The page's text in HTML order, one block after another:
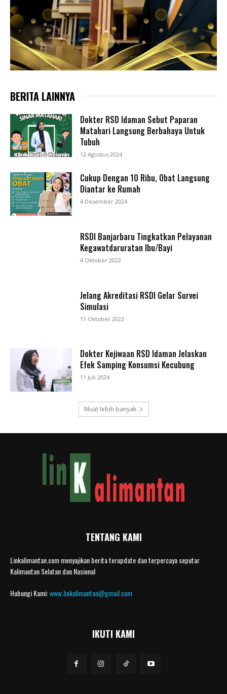
BERITA LAINNYA
Dokter RSD Idaman Sebut Paparan
Matahari Langsung Berbahaya Untuk
Tubuh
12 Agustus 2024
Cukup Dengan 10 Ribu, Obat Langsung
Diantar ke Rumah
4 Desember 2024
RSDI Banjarbaru Tingkatkan Pelayanan
Kegawatdaruratan Ibu/Bayi
4 Oktober 2022
Jelang Akreditasi RSDI Gelar Survei
Simulasi
11 Oktober 2022
Dokter Kejiwaan RSD Idaman Jelaskan
Efek Samping Konsumsi Kecubung
11 Juli 2024
Muat lebih banyak
TENTANG KAMI
Linkalimantan.com menyajikan berita terupdate dan terpercaya seputar
Kalimantan Selatan dan Nasional
Hubungi Kami:www.linkalimantan@gmail.com
IKUTI KAMI